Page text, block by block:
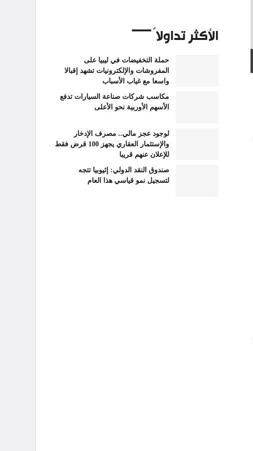
الأكثر تداولاً
حملة التخفيضات في ليبيا على
المفروشات والإلكترونيات تشهد إقبالا
واسعا مع غياب الأسباب
مكاسب شركات صناعة السيارات تدفع
الأسهم الأوربية نحو الأعلى
لوجود عجز مالي.. مصرف الإدخار
والإستثمار العقاري يجهز 100 قرض فقط
للإعلان عنهم قريبا
صندوق النقد الدولي: إثيوبيا تتجه
لتسجيل نمو قياسي هذا العام